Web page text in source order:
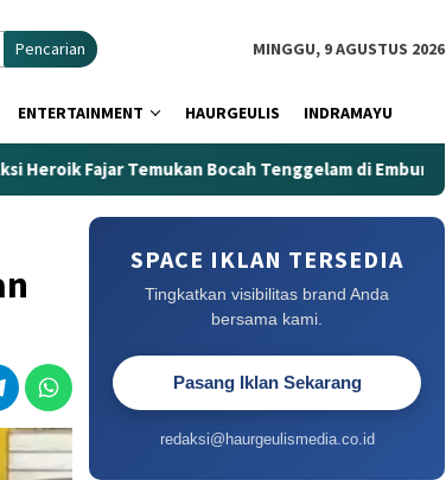
Pencarian MINGGU, 9 AGUSTUS 2026
ENTERTAINMENT HAURGEULIS INDRAMAYU
Temukan Bocah Tenggelam di Embung Kertanegara
SPACE IKLAN TERSEDIA
Tingkatkan visibilitas brand Anda
bersama kami.
Pasang Iklan Sekarang
redaksi@haurgeulismedia.co.id